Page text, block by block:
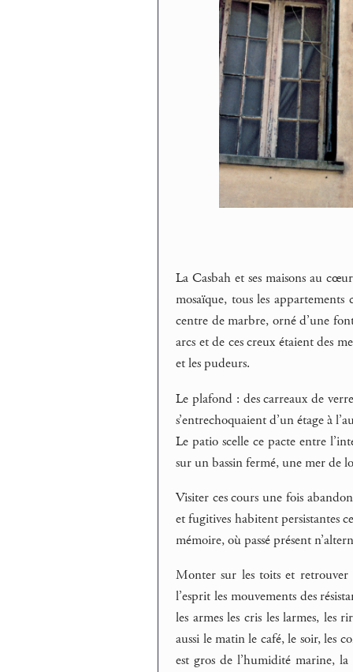
La Casbah et ses maisons au
mosaïque, tous les
centre de marbre, orné d’une
arcs et de ces creux étaient des
et les pudeurs.
Le plafond : des carreaux de
s’entrechoquaient d’un étage à
Le patio scelle ce pacte entre
sur un bassin fermé, une mer de
Visiter ces cours une fois
et fugitives habitent persistantes
mémoire, où passé présent
Monter sur les toits et retrouver
l’esprit les mouvements des
les armes les cris les larmes, les
aussi le matin le café, le soir, les
est gros de l’humidité marine,